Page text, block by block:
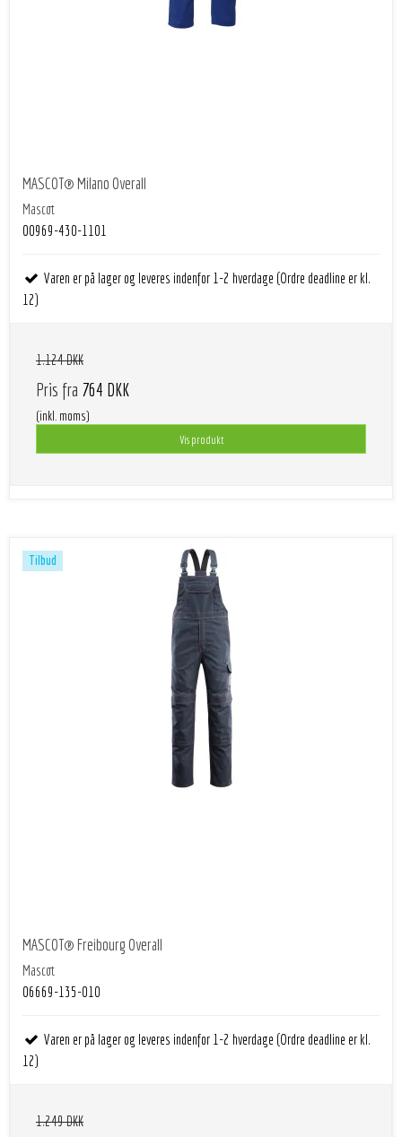
MASCOT® Milano Overall
Mascot
00969-430-1101
Varen er på lager og leveres indenfor 1-2 hverdage (Ordre deadline er kl.
12)
1.124 DKK
Pris fra 764 DKK
(inkl. moms)
Vis produkt
Tilbud
MASCOT® Freibourg Overall
Mascot
06669-135-010
Varen er på lager og leveres indenfor 1-2 hverdage (Ordre deadline er kl.
12)
1.249 DKK